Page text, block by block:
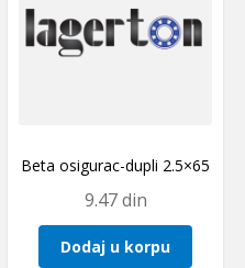
Beta osigurac-dupli 2.5×65
9.47din
Dodaj u korpu